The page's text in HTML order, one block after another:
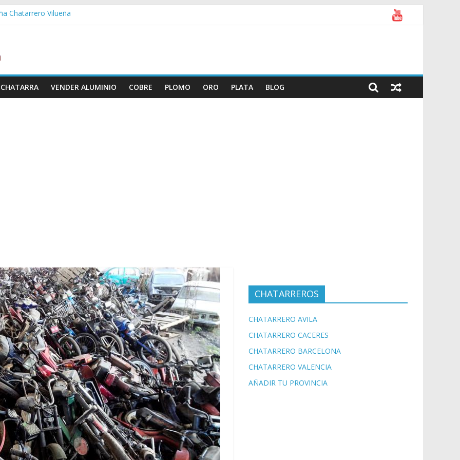
Chatarrero Vilueña
Zaida
Chatarrero Vistabella
VENDER ALUMINIO COBRE PLOMO ORO PLATA BLOG
CHATARREROS
CHATARRERO AVILA
CHATARRERO CACERES
CHATARRERO BARCELONA
CHATARRERO VALENCIA
AÑADIR TU PROVINCIA